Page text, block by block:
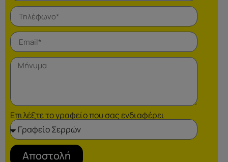
Επιλέξτε το γραφείο που σας ενδιαφέρει
Αποστολή